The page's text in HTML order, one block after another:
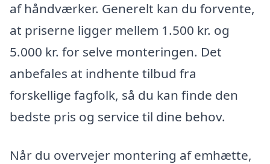
af håndværker. Generelt kan du forvente,
at priserne ligger mellem 1.500 kr. og
5.000 kr. for selve monteringen. Det
anbefales at indhente tilbud fra
forskellige fagfolk, så du kan finde den
bedste pris og service til dine behov.
Når du overvejer montering af emhætte,